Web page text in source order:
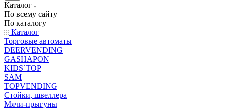
Каталог
По всему сайту
По каталогу
Каталог
Торговые автоматы
DEERVENDING
GASHAPON
KIDS`TOP
SAM
TOPVENDING
Стойки, швеллера
Мячи-прыгуны